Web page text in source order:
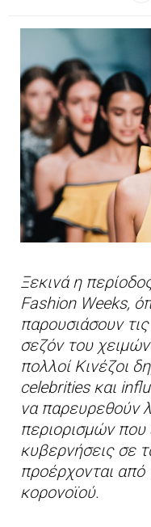
Ξεκινά η
Fashion Weeks,
παρουσιάσουν
σεζόν του
πολλοί Κινέζοι
celebrities και
να παρευρεθούν
περιορισμών που
κυβερνήσεις σε
προέρχονται από
κορονοϊού.